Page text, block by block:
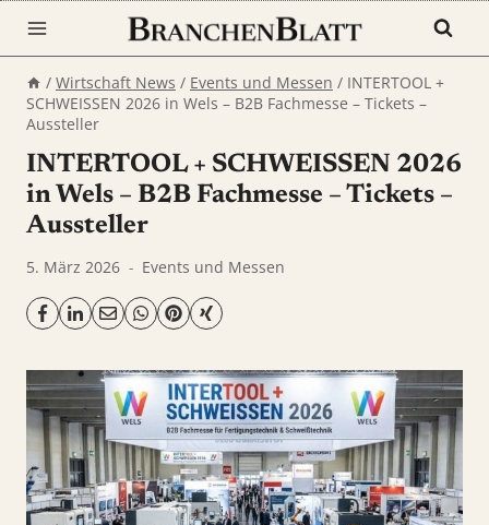
Inhalt
springen
/ Wirtschaft News / Events und Messen / INTERTOOL +
SCHWEISSEN 2026 in Wels – B2B Fachmesse – Tickets –
Aussteller
INTERTOOL + SCHWEISSEN 2026
in Wels – B2B Fachmesse – Tickets –
Aussteller
5. März 2026 Events und Messen